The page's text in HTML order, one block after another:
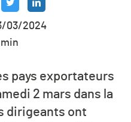
03/2024
pays exportateurs
2 mars dans la
dirigeants ont